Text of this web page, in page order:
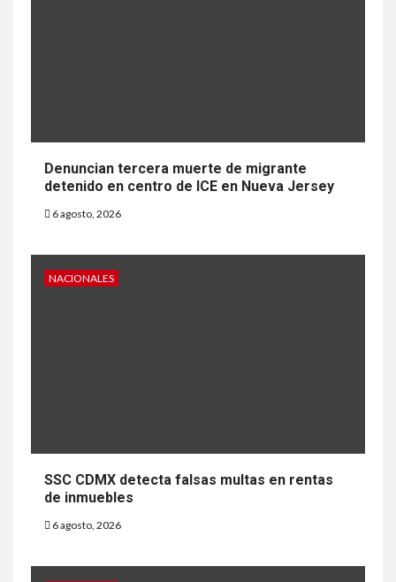
Denuncian tercera muerte de migrante
detenido en centro de ICE en Nueva Jersey
6 agosto, 2026
NACIONALES
SSC CDMX detecta falsas multas en rentas
de inmuebles
6 agosto, 2026